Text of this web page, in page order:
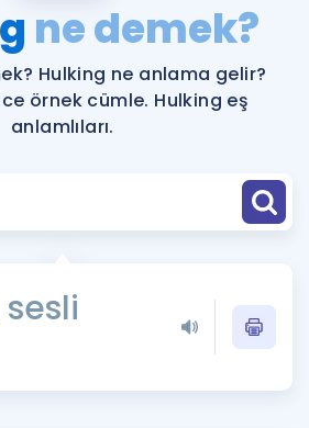
Şifremi Hatırlamıyorum
ÜYE DEĞİLİM
ne demek?
Hulking ne anlama gelir?
örnek cümle. Hulking eş
anlamlıları.
sesli